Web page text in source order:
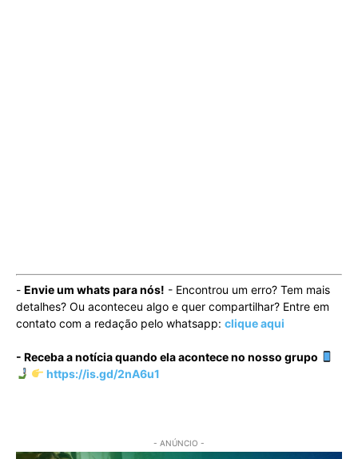
- Envie um whats para nós! - Encontrou um erro? Tem mais
detalhes? Ou aconteceu algo e quer compartilhar? Entre em
contato com a redação pelo whatsapp: clique aqui
- Receba a notícia quando ela acontece no nosso grupo
https://is.gd/2nA6u1
- ANÚNCIO -